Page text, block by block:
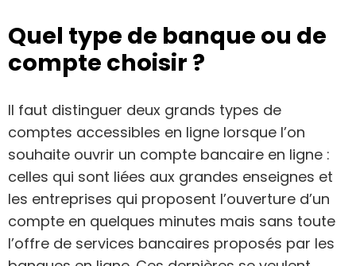
Quel type de banque ou de
compte choisir ?
Il faut distinguer deux grands types de
comptes accessibles en ligne lorsque l’on
souhaite ouvrir un compte bancaire en ligne :
celles qui sont liées aux grandes enseignes et
les entreprises qui proposent l’ouverture d’un
compte en quelques minutes mais sans toute
l’offre de services bancaires proposés par les